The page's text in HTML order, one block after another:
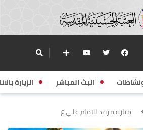
البث المباشر الزيارة
منارة مرقد الامام علي ع